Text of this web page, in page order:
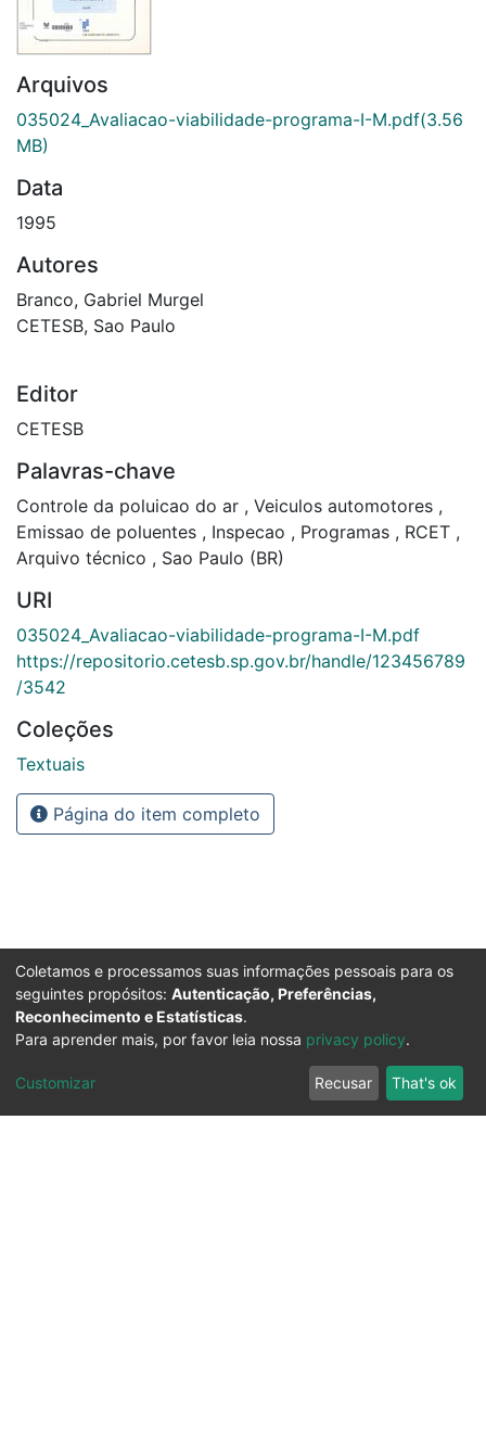
Arquivos
035024_Avaliacao-viabilidade-programa-I-M.pdf(3.56
MB)
Data
1995
Autores
Branco, Gabriel Murgel
CETESB, Sao Paulo
Editor
CETESB
Palavras-chave
Controle da poluicao do ar , Veiculos automotores ,
Emissao de poluentes , Inspecao , Programas , RCET ,
Arquivo técnico , Sao Paulo (BR)
URI
035024_Avaliacao-viabilidade-programa-I-M.pdf
https://repositorio.cetesb.sp.gov.br/handle/123456789
/3542
Coleções
Textuais
Página do item completo
Coletamos e processamos suas informações pessoais para os
seguintes propósitos: Autenticação, Preferências,
Reconhecimento e Estatísticas.
Para aprender mais, por favor leia nossa privacy policy.
Customizar Recusar That's ok